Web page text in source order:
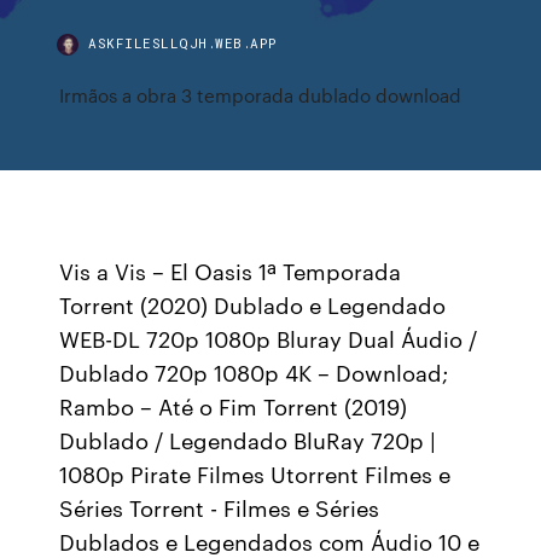
ASKFILESLLQJH.WEB.APP
Irmãos a obra 3 temporada dublado download
Vis a Vis – El Oasis 1ª Temporada
Torrent (2020) Dublado e Legendado
WEB-DL 720p 1080p Bluray Dual Áudio /
Dublado 720p 1080p 4K – Download;
Rambo – Até o Fim Torrent (2019)
Dublado / Legendado BluRay 720p |
1080p Pirate Filmes Utorrent Filmes e
Séries Torrent - Filmes e Séries
Dublados e Legendados com Áudio 10 e